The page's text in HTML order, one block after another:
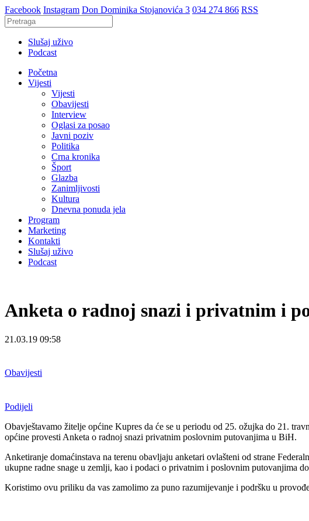
Facebook Instagram Don Dominika Stojanovića 3 034 274 866 RSS
Slušaj uživo
Podcast
Početna
Vijesti
Vijesti
Obavijesti
Interview
Oglasi za posao
Javni poziv
Politika
Crna kronika
Šport
Glazba
Zanimljivosti
Kultura
Dnevna ponuda jela
Program
Marketing
Kontakti
Slušaj uživo
Podcast
Anketa o radnoj snazi i privatnim i
21.03.19 09:58
Obavijesti
Podijeli
Obavještavamo žitelje općine Kupres da će se u periodu od 25. ožujka do 21.
općine provesti Anketa o radnoj snazi privatnim poslovnim putovanjima u BiH.
Anketiranje domaćinstava na terenu obavljaju anketari ovlašteni od strane
ukupne radne snage u zemlji, kao i podaci o privatnim i poslovnim putovanjima
Koristimo ovu priliku da vas zamolimo za puno razumijevanje i podršku u